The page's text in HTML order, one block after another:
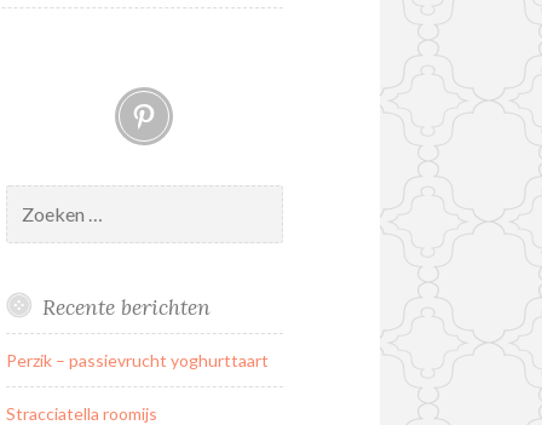
Pinterest
naar:
Recente berichten
Perzik – passievrucht yoghurttaart
Stracciatella roomijs